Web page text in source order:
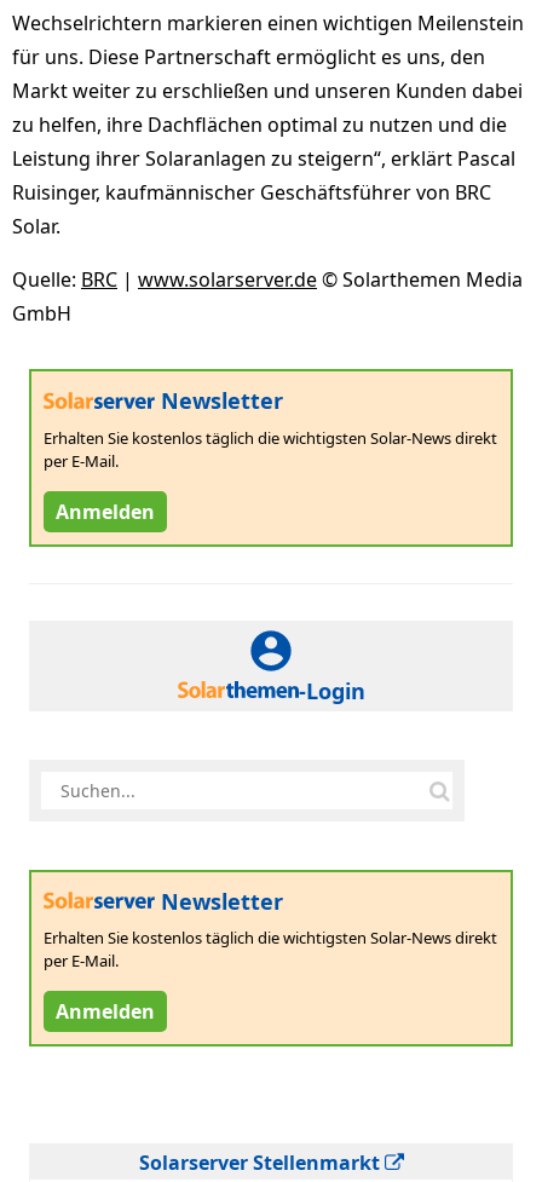
Wechselrichtern markieren einen wichtigen Meilenstein
für uns. Diese Partnerschaft ermöglicht es uns, den
Markt weiter zu erschließen und unseren Kunden dabei
zu helfen, ihre Dachflächen optimal zu nutzen und die
Leistung ihrer Solaranlagen zu steigern“, erklärt Pascal
Ruisinger, kaufmännischer Geschäftsführer von BRC
Solar.
Quelle: BRC | www.solarserver.de© Solarthemen Media
GmbH
Newsletter
Erhalten Sie kostenlos täglich die wichtigsten Solar-News direkt
per E-Mail.
Anmelden
-Login
Newsletter
Erhalten Sie kostenlos täglich die wichtigsten Solar-News direkt
per E-Mail.
Anmelden
Solarserver Stellenmarkt